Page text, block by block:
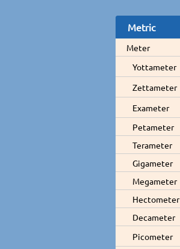
Metric
Meter
Yottameter
Zettameter
Exameter
Petameter
Terameter
Gigameter
Megameter
Hectometer
Decameter
Picometer